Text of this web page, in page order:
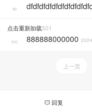
#9
点击重新加载
Lener501
#10 888888000000
上一页
回复